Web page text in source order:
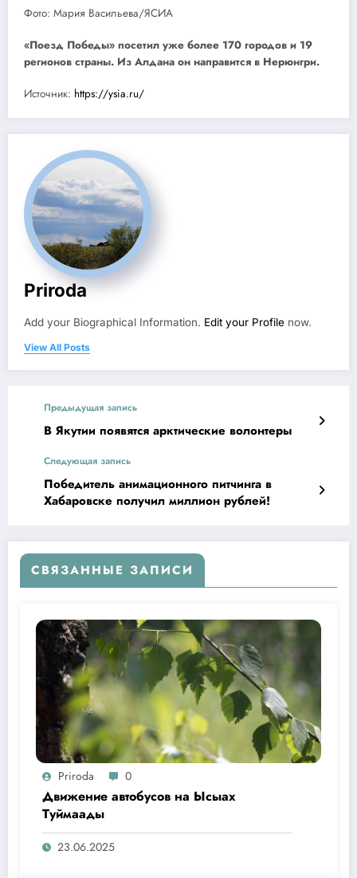
Фото: Мария Васильева/ЯСИА
«Поезд Победы» посетил уже более 170 городов и 19
регионов страны. Из Алдана он направится в Нерюнгри.
Источник: https://ysia.ru/
Priroda
Add your Biographical Information. Edit your Profile now.
View All Posts
Предыдущая запись
В Якутии появятся арктические волонтеры
Следующая запись
Победитель анимационного питчинга в
Хабаровске получил миллион рублей!
СВЯЗАННЫЕ ЗАПИСИ
Priroda 0
Движение автобусов на Ысыах
Туймаады
23.06.2025